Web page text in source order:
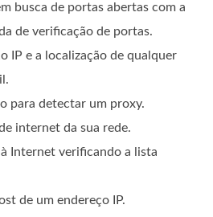
busca de portas abertas com a
de verificação de portas.
IP e a localização de qualquer
para detectar um proxy.
internet da sua rede.
à Internet verificando a lista
de um endereço IP.